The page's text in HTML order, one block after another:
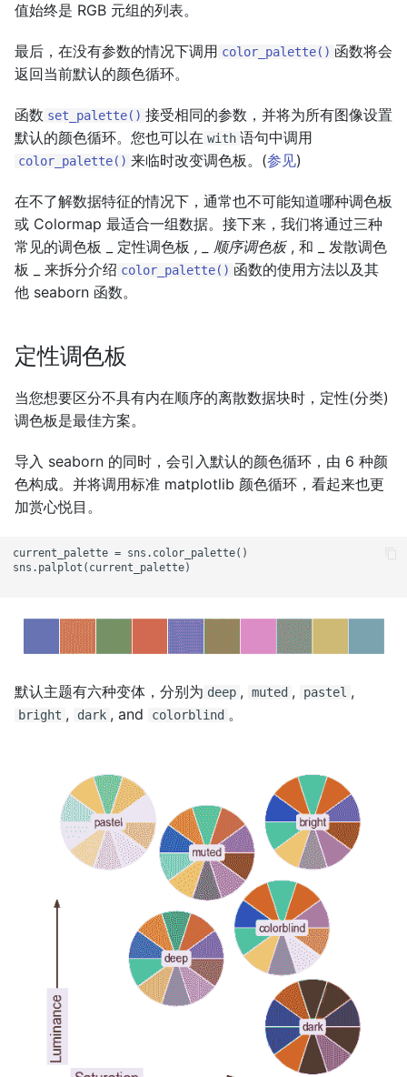
值始终是 RGB 元组的列表。
最后，在没有参数的情况下调用 color_palette() 函数将会
返回当前默认的颜色循环。
函数 set_palette() 接受相同的参数，并将为所有图像设置
默认的颜色循环。您也可以在 with 语句中调用
color_palette() 来临时改变调色板。(参见)
在不了解数据特征的情况下，通常也不可能知道哪种调色板
或 Colormap 最适合一组数据。接下来，我们将通过三种
常见的调色板 _ 定性调色板 , _ 顺序调色板 , 和 _ 发散调色
板 _ 来拆分介绍 color_palette() 函数的使用方法以及其
他 seaborn 函数。
定性调色板
当您想要区分不具有内在顺序的离散数据块时，定性(分类)
调色板是最佳方案。
导入 seaborn 的同时，会引入默认的颜色循环，由 6 种颜
色构成。并将调用标准 matplotlib 颜色循环，看起来也更
加赏心悦目。
current_palette = sns.color_palette()
sns.palplot(current_palette)
默认主题有六种变体，分别为 deep , muted , pastel ,
bright , dark , and colorblind 。